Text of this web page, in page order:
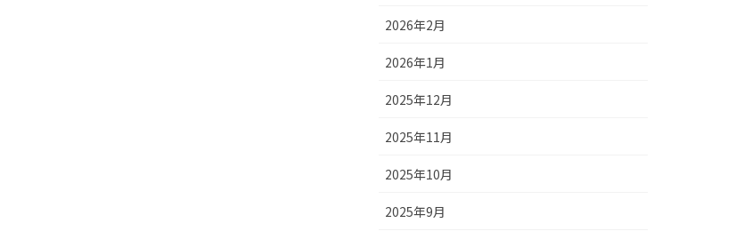
2026年2月
2026年1月
2025年12月
2025年11月
2025年10月
2025年9月